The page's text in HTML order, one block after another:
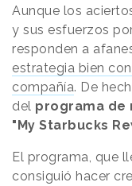
Aunque los
y sus esfuerzos
responden a
estrategia bien
compañía. De
del programa de
"My Starbucks
El programa, que
consiguió hacer